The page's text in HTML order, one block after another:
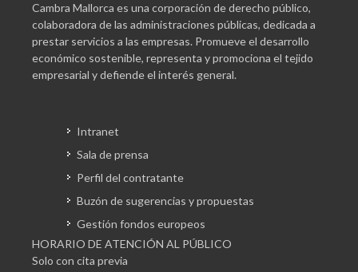
Cambra Mallorca es una corporación de derecho público,
colaboradora de las administraciones públicas, dedicada a
prestar servicios a las empresas. Promueve el desarrollo
económico sostenible, representa y promociona el tejido
empresarial y defiende el interés general.
Intranet
Sala de prensa
Perfil del contratante
Buzón de sugerencias y propuestas
Gestión fondos europeos
HORARIO DE ATENCIÓN AL PÚBLICO
Solo con cita previa